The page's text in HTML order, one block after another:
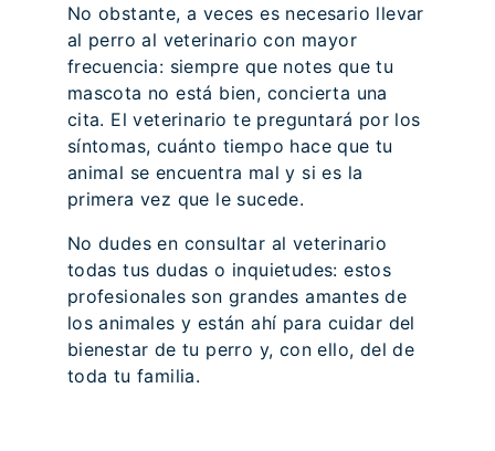
No obstante, a veces es necesario llevar
al perro al veterinario con mayor
frecuencia: siempre que notes que tu
mascota no está bien, concierta una
cita. El veterinario te preguntará por los
síntomas, cuánto tiempo hace que tu
animal se encuentra mal y si es la
primera vez que le sucede.
No dudes en consultar al veterinario
todas tus dudas o inquietudes: estos
profesionales son grandes amantes de
los animales y están ahí para cuidar del
bienestar de tu perro y, con ello, del de
toda tu familia.